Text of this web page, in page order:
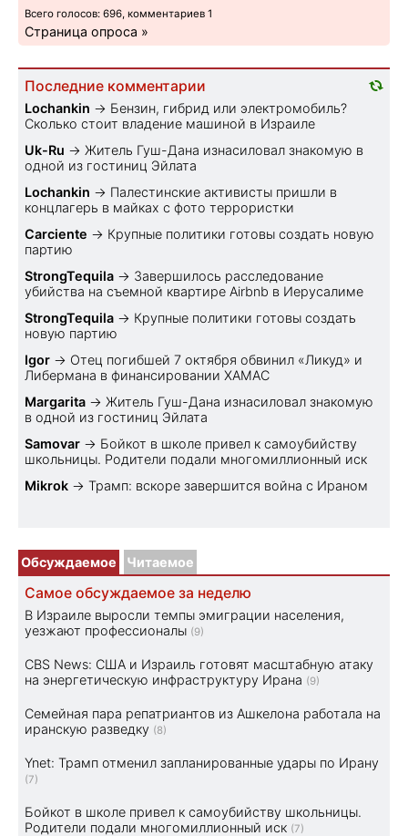
Всего голосов: 696, комментариев 1
Страница опроса »
Последние комментарии
Lochankin → Бензин, гибрид или электромобиль?
Cколько стоит владение машиной в Израиле
Uk-Ru → Житель Гуш-Дана изнасиловал знакомую в
одной из гостиниц Эйлата
Lochankin → Палестинские активисты пришли в
концлагерь в майках с фото террористки
Carciente → Крупные политики готовы создать новую
партию
StrongTequila → Завершилось расследование
убийства на съемной квартире Airbnb в Иерусалиме
StrongTequila → Крупные политики готовы создать
новую партию
Igor → Отец погибшей 7 октября обвинил «Ликуд» и
Либермана в финансировании ХАМАС
Margarita → Житель Гуш-Дана изнасиловал знакомую
в одной из гостиниц Эйлата
Samovar → Бойкот в школе привел к самоубийству
школьницы. Родители подали многомиллионный иск
Mikrok → Трамп: вскоре завершится война с Ираном
Обсуждаемое Читаемое
Самое обсуждаемое за неделю
В Израиле выросли темпы эмиграции населения,
уезжают профессионалы (9)
CBS News: США и Израиль готовят масштабную атаку
на энергетическую инфраструктуру Ирана (9)
Семейная пара репатриантов из Ашкелона работала на
иранскую разведку (8)
Ynet: Трамп отменил запланированные удары по Ирану
(7)
Бойкот в школе привел к самоубийству школьницы.
Родители подали многомиллионный иск (7)